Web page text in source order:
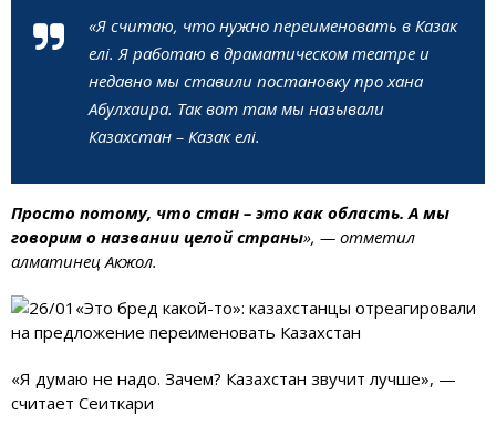
«Я считаю, что нужно переименовать в Казак
елi. Я работаю в драматическом театре и
недавно мы ставили постановку про хана
Абулхаира. Так вот там мы называли
Казахстан – Казак елi.
Просто потому, что стан – это как область. А мы
говорим о названии целой страны», — отметил
алматинец Акжол.
«Я думаю не надо. Зачем? Казахстан звучит лучше», —
считает Сеиткари